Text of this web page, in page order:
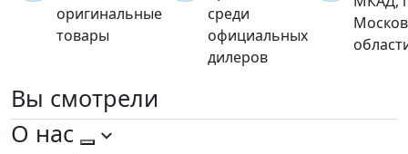
оригинальные
товары
среди
официальных
дилеров
Вы смотрели
О нас